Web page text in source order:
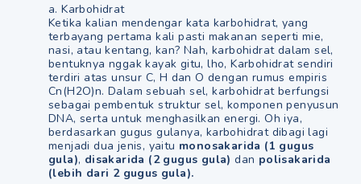
a. Karbohidrat
Ketika kalian mendengar kata karbohidrat, yang
terbayang pertama kali pasti makanan seperti mie,
nasi, atau kentang, kan? Nah, karbohidrat dalam sel,
bentuknya nggak kayak gitu, lho, Karbohidrat sendiri
terdiri atas unsur C, H dan O dengan rumus empiris
Cn(H2O)n. Dalam sebuah sel, karbohidrat berfungsi
sebagai pembentuk struktur sel, komponen penyusun
DNA, serta untuk menghasilkan energi. Oh iya,
berdasarkan gugus gulanya, karbohidrat dibagi lagi
menjadi dua jenis, yaitu monosakarida (1 gugus
gula), disakarida (2 gugus gula) dan polisakarida
(lebih dari 2 gugus gula).